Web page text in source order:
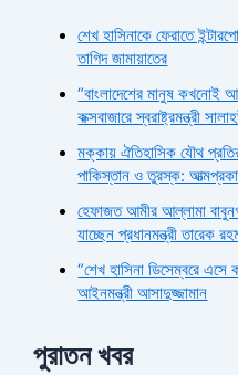
শেখ হাসিনাকে ফেরাতে
তাগিদ জামায়াতের
“বাংলাদেশের মানুষ কখনোই
কক্সবাজারে স্বরাষ্ট্রমন্ত্রী
মক্কায় ঐতিহাসিক যৌথ
পাকিস্তান ও তুরস্ক:
হেফাজত আমীর আল্লামা
যাচ্ছেন প্রধানমন্ত্রী তারেক
“শেখ হাসিনা ডিসেম্বরে এসে
আইনমন্ত্রী আসাদুজ্জামান
পুরাতন খবর